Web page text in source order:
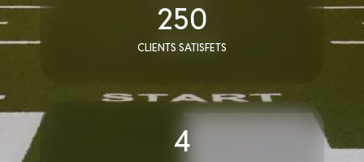
250
CLIENTS SATISFETS
4